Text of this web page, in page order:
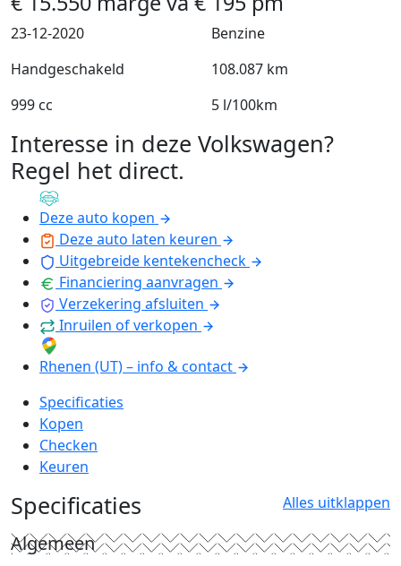
23-12-2020
Benzine
Handgeschakeld
108.087 km
999 cc
5 l/100km
Interesse in deze Volkswagen?
Regel het direct.
Deze auto kopen
Deze auto laten keuren
Uitgebreide kentekencheck
Financiering aanvragen
Verzekering afsluiten
Inruilen of verkopen
Rhenen (UT) – info & contact
Specificaties
Kopen
Checken
Keuren
Specificaties Alles uitklappen
Algemeen